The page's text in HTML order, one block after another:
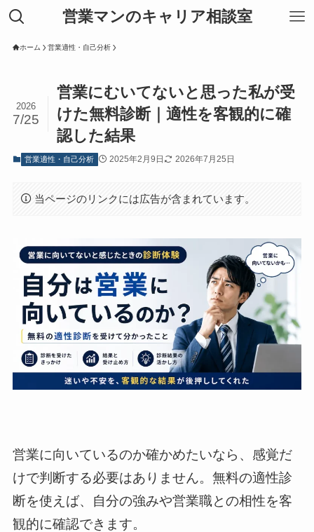
営業マンのキャリア相談室
ホーム 営業適性・自己分析
営業にむいてないと思った私が受
けた無料診断｜適性を客観的に確
認した結果
2026
7/25
営業適性・自己分析 2025年2月9日 2026年7月25日
当ページのリンクには広告が含まれています。
営業に向いているのか確かめたいなら、感覚だ
けで判断する必要はありません。無料の適性診
断を使えば、自分の強みや営業職との相性を客
観的に確認できます。